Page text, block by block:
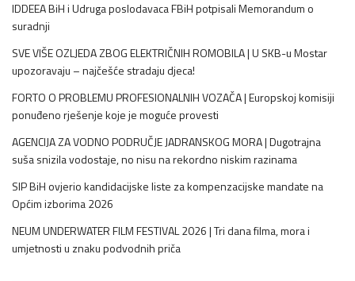
IDDEEA BiH i Udruga poslodavaca FBiH potpisali Memorandum o
suradnji
SVE VIŠE OZLJEDA ZBOG ELEKTRIČNIH ROMOBILA | U SKB-u Mostar
upozoravaju – najčešće stradaju djeca!
FORTO O PROBLEMU PROFESIONALNIH VOZAČA | Europskoj komisiji
ponuđeno rješenje koje je moguće provesti
AGENCIJA ZA VODNO PODRUČJE JADRANSKOG MORA | Dugotrajna
suša snizila vodostaje, no nisu na rekordno niskim razinama
SIP BiH ovjerio kandidacijske liste za kompenzacijske mandate na
Općim izborima 2026
NEUM UNDERWATER FILM FESTIVAL 2026 | Tri dana filma, mora i
umjetnosti u znaku podvodnih priča